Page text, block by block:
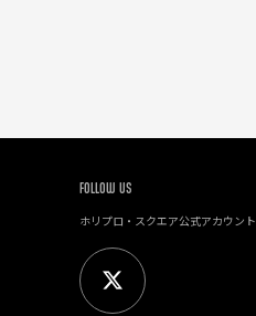
FOLLOW US
ホリプロ・スクエア公式アカウント